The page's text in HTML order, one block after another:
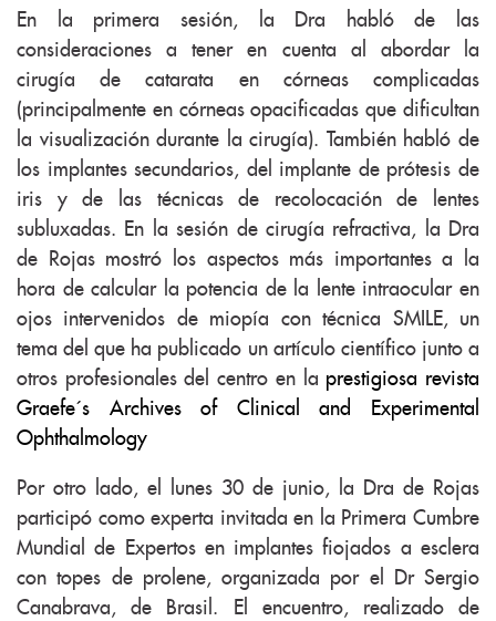
En la primera sesión, la Dra habló de las
consideraciones a tener en cuenta al abordar la
cirugía de catarata en córneas complicadas
(principalmente en córneas opacificadas que dificultan
la visualización durante la cirugía). También habló de
los implantes secundarios, del implante de prótesis de
iris y de las técnicas de recolocación de lentes
subluxadas. En la sesión de cirugía refractiva, la Dra
de Rojas mostró los aspectos más importantes a la
hora de calcular la potencia de la lente intraocular en
ojos intervenidos de miopía con técnica SMILE, un
tema del que ha publicado un artículo científico junto a
otros profesionales del centro en la prestigiosa revista
Graefe´s Archives of Clinical and Experimental
Ophthalmology
Por otro lado, el lunes 30 de junio, la Dra de Rojas
participó como experta invitada en la Primera Cumbre
Mundial de Expertos en implantes fiojados a esclera
con topes de prolene, organizada por el Dr Sergio
Canabrava, de Brasil. El encuentro, realizado de